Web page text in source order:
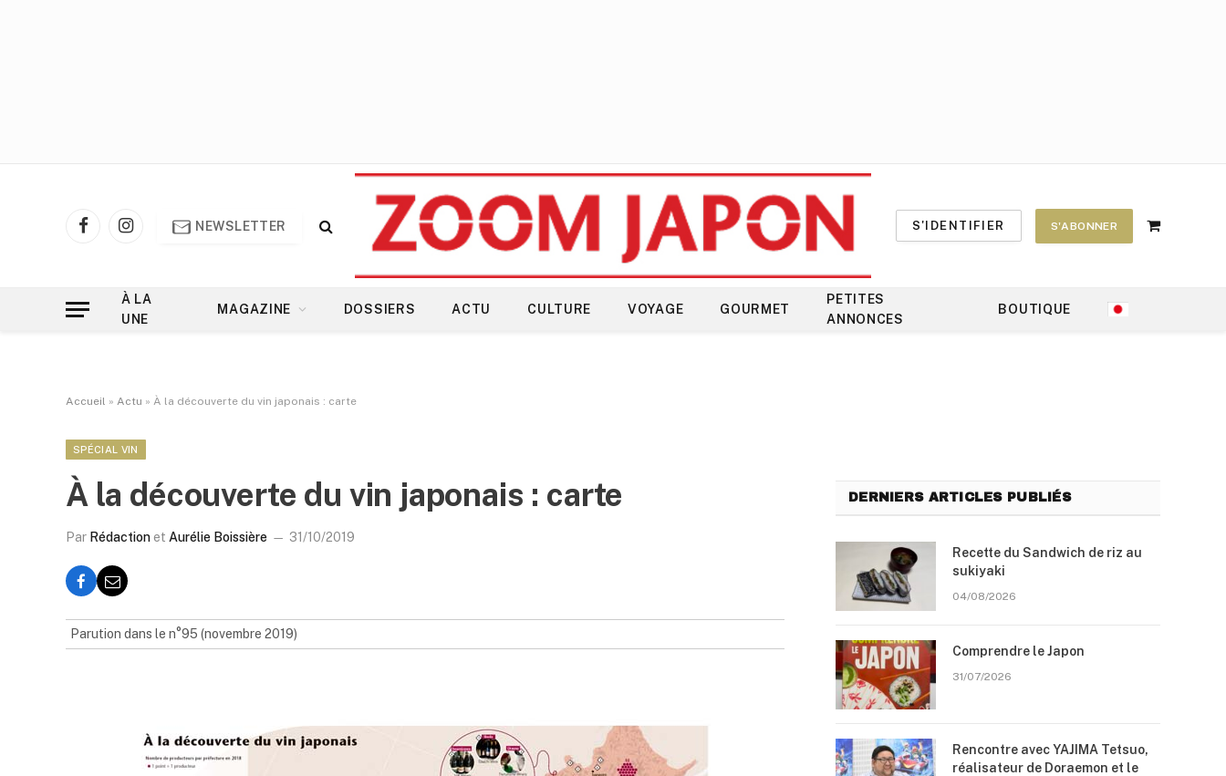
FacebookInstagram
NEWSLETTER S'IDENTIFIER S'ABONNER
Shopping
À LA
UNE
MAGAZINE DOSSIERS ACTU CULTURE VOYAGE GOURMET
PETITES
ANNONCES
BOUTIQUE
Accueil » Actu » À la découverte du vin japonais : carte
SPÉCIAL VIN
À la découverte du vin japonais : carte
Par Rédaction et Aurélie Boissière 31/10/2019
Parution dans le n°95 (novembre 2019)
DERNIERS ARTICLES PUBLIÉS
Recette du Sandwich de riz au
sukiyaki
04/08/2026
Comprendre le Japon
31/07/2026
Rencontre avec YAJIMA Tetsuo,
réalisateur de Doraemon et le